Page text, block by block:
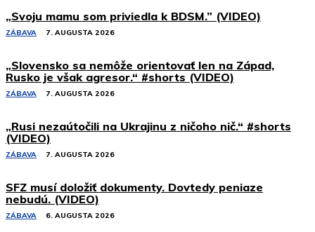
„Svoju mamu som priviedla k BDSM.” (VIDEO)
ZÁBAVA 7. AUGUSTA 2026
„Slovensko sa nemôže orientovať len na Západ,
Rusko je však agresor.“ #shorts (VIDEO)
ZÁBAVA 7. AUGUSTA 2026
„Rusi nezaútočili na Ukrajinu z ničoho nič.“ #shorts
(VIDEO)
ZÁBAVA 7. AUGUSTA 2026
SFZ musí doložiť dokumenty. Dovtedy peniaze
nebudú. (VIDEO)
ZÁBAVA 6. AUGUSTA 2026